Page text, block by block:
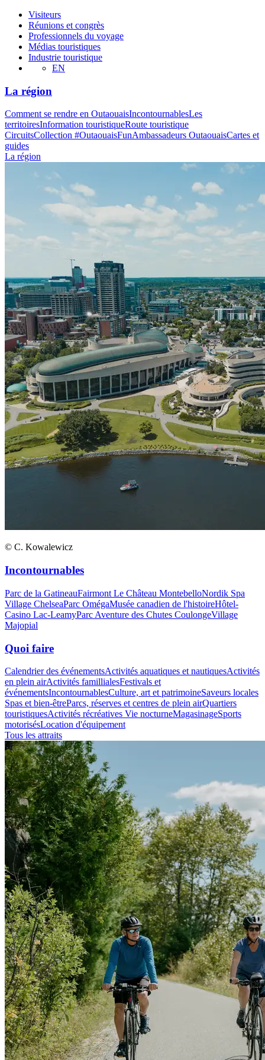
Visiteurs
Réunions et congrès
Professionnels du voyage
Médias touristiques
Industrie touristique
EN
La région
Comment se rendre en OutaouaisIncontournablesLes
territoiresInformation touristiqueRoute touristique
CircuitsCollection #OutaouaisFunAmbassadeurs OutaouaisCartes et
guides
La région
© C. Kowalewicz
Incontournables
Parc de la GatineauFairmont Le Château MontebelloNordik Spa
Village ChelseaParc OmégaMusée canadien de l'histoireHôtel-
Casino Lac-LeamyParc Aventure des Chutes CoulongeVillage
Majopial
Quoi faire
Calendrier des événementsActivités aquatiques et nautiquesActivités
en plein airActivités famillialesFestivals et
événementsIncontournablesCulture, art et patrimoineSaveurs locales
Spas et bien-êtreParcs, réserves et centres de plein airQuartiers
touristiquesActivités récréatives Vie nocturneMagasinageSports
motorisésLocation d'équipement
Tous les attraits